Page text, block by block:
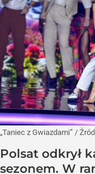
„Taniec z Gwiazdami” /
Polsat odkrył
sezonem. W